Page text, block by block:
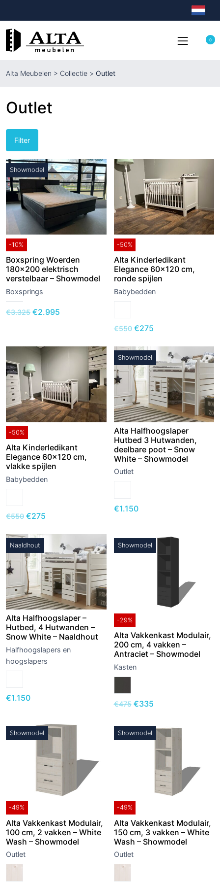
0
Alta Meubelen > Collectie > Outlet
Outlet
Filter
Showmodel
-10%
Boxspring Woerden
180×200 elektrisch
verstelbaar – Showmodel
Boxsprings
€3.325 Oorspronkelijke
€3.325.
€2.995
€2.995.
-50%
Alta Kinderledikant
Elegance 60×120 cm,
ronde spijlen
Babybedden
€550 Oorspronkelijke
was:
€550.
€275Huidige
is:
€275.
-50%
Alta Kinderledikant
Elegance 60×120 cm,
vlakke spijlen
Babybedden
€550 Oorspronkelijke
was:
€550.
€275
€275.
Showmodel
Alta Halfhoogslaper
Hutbed 3 Hutwanden,
deelbare poot – Snow
White – Showmodel
Outlet
€1.150
Naaldhout
Alta Halfhoogslaper –
Hutbed, 4 Hutwanden –
Snow White – Naaldhout
Halfhoogslapers en
hoogslapers
€1.150
Showmodel
-29%
Alta Vakkenkast Modulair,
200 cm, 4 vakken –
Antraciet – Showmodel
Kasten
€475 €335
Showmodel
-49%
Alta Vakkenkast Modulair,
100 cm, 2 vakken – White
Wash – Showmodel
Outlet
Showmodel
-49%
Alta Vakkenkast Modulair,
150 cm, 3 vakken – White
Wash – Showmodel
Outlet